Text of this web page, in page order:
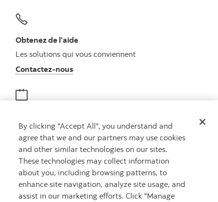
Obtenez de l’aide
Les solutions qui vous conviennent
Contactez-nousAutres numéros, contactez-nous par
Rencontrez un conseiller
Prenez rendez-vous
By clicking "Accept All", you understand and
agree that we and our partners may use cookies
and other similar technologies on our sites.
These technologies may collect information
about you, including browsing patterns, to
enhance site navigation, analyze site usage, and
assist in our marketing efforts. Click "Manage